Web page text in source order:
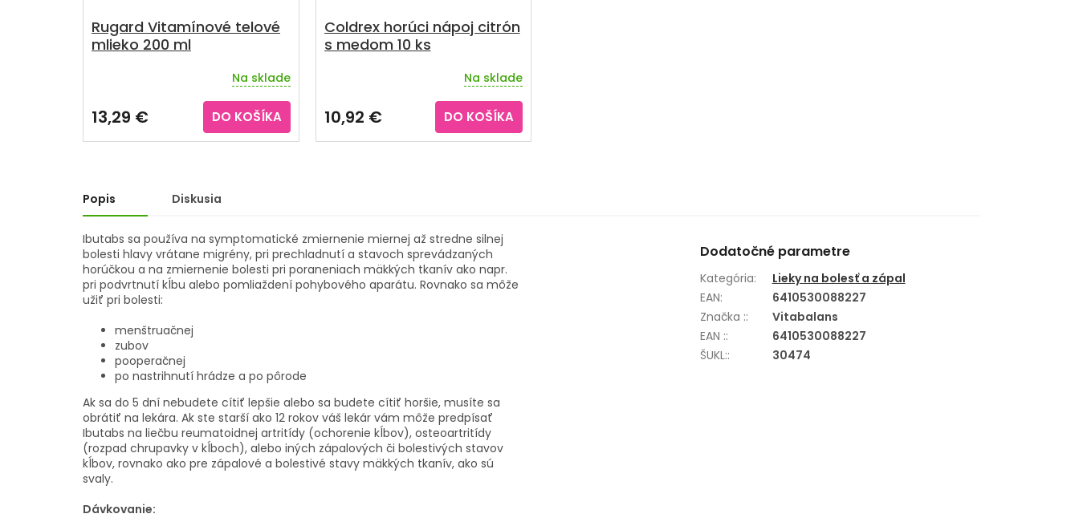
Rugard Vitamínové telové
mlieko 200 ml
Na sklade
13,29 € DO KOŠÍKA
Coldrex horúci nápoj citrón
s medom 10 ks
Na sklade
10,92 € DO KOŠÍKA
Popis Diskusia
Ibutabs sa používa na symptomatické zmiernenie miernej až stredne silnej
bolesti hlavy vrátane migrény, pri prechladnutí a stavoch sprevádzaných
horúčkou a na zmiernenie bolesti pri poraneniach mäkkých tkanív ako napr.
pri podvrtnutí kĺbu alebo pomliaždení pohybového aparátu. Rovnako sa môže
užiť pri bolesti:
menštruačnej
zubov
pooperačnej
po nastrihnutí hrádze a po pôrode
Ak sa do 5 dní nebudete cítiť lepšie alebo sa budete cítiť horšie, musíte sa
obrátiť na lekára. Ak ste starší ako 12 rokov váš lekár vám môže predpísať
Ibutabs na liečbu reumatoidnej artritídy (ochorenie kĺbov), osteoartritídy
(rozpad chrupavky v kĺboch), alebo iných zápalových či bolestivých stavov
kĺbov, rovnako ako pre zápalové a bolestivé stavy mäkkých tkanív, ako sú
svaly.
Dávkovanie:
Dodatočné parametre
Kategória:
Lieky na bolesť a zápal
EAN:
6410530088227
Značka ::
Vitabalans
EAN ::
6410530088227
ŠUKL:: 30474